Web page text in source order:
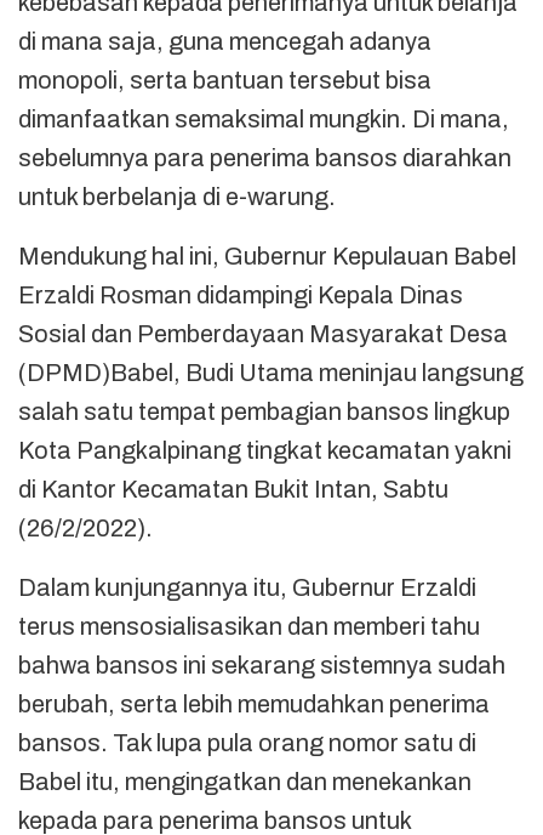
di mana saja, guna mencegah adanya
monopoli, serta bantuan tersebut bisa
dimanfaatkan semaksimal mungkin. Di mana,
sebelumnya para penerima bansos diarahkan
untuk berbelanja di e-warung.
Mendukung hal ini, Gubernur Kepulauan Babel
Erzaldi Rosman didampingi Kepala Dinas
Sosial dan Pemberdayaan Masyarakat Desa
(DPMD)Babel, Budi Utama meninjau langsung
salah satu tempat pembagian bansos lingkup
Kota Pangkalpinang tingkat kecamatan yakni
di Kantor Kecamatan Bukit Intan, Sabtu
(26/2/2022).
Dalam kunjungannya itu, Gubernur Erzaldi
terus mensosialisasikan dan memberi tahu
bahwa bansos ini sekarang sistemnya sudah
berubah, serta lebih memudahkan penerima
bansos. Tak lupa pula orang nomor satu di
Babel itu, mengingatkan dan menekankan
kepada para penerima bansos untuk